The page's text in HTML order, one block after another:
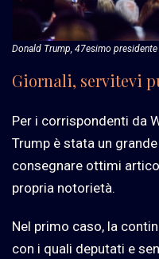
Donald Trump, 47esimo
Giornali, servitevi
Per i corrispondenti da
Trump è stata un
consegnare ottimi
propria notorietà.
Nel primo caso, la
con i quali deputati e